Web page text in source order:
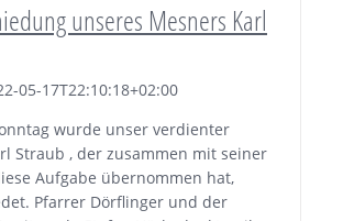
unseres Mesners Karl
05-17T22:10:18+02:00
wurde unser verdienter
Straub , der zusammen mit seiner
Aufgabe übernommen hat,
Pfarrer Dörflinger und der